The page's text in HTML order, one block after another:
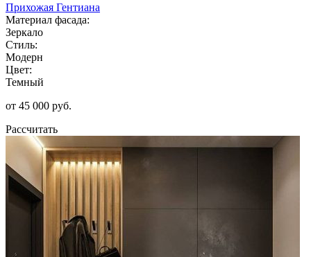
Прихожая Гентиана
Материал фасада:
Зеркало
Стиль:
Модерн
Цвет:
Темный
от 45 000 руб.
Рассчитать